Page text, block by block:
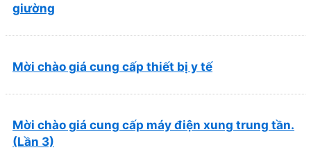
giường
Mời chào giá cung cấp thiết bị y tế
Mời chào giá cung cấp máy điện xung trung tần.
(Lần 3)